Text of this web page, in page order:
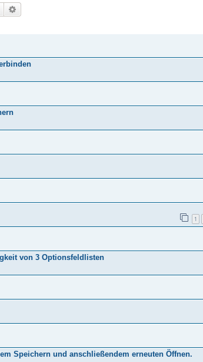
Suche
1
von 3 Optionsfeldlisten
Speichern und anschließendem erneuten Öffnen.